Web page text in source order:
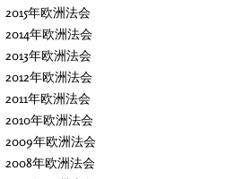
2015年欧洲法会
2014年欧洲法会
2013年欧洲法会
2012年欧洲法会
2011年欧洲法会
2010年欧洲法会
2009年欧洲法会
2008年欧洲法会